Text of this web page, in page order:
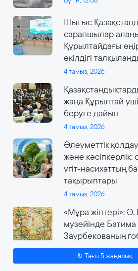
Шығыс
сарапшылар
Құрылтайдағы
өкілдігі
4 тамыз, 2026
жаңа Құрылтай
беруге дайын
4 тамыз, 2026
Әлеуметтік
және
үгіт-насихаттың
тақырыптары
4 тамыз, 2026
«Мұра жіптері»: Ә.
музейінде Батима
Заурбекованың
өнеріне
көрме өтеді
↻ Тағы 5 жаңалық